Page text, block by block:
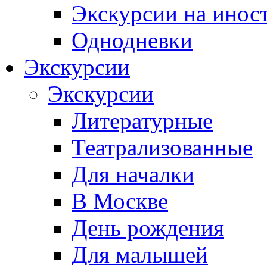
Экскурсии на
Однодневки
Экскурсии
Экскурсии
Литературные
Театрализованные
Для началки
В Москве
День рождения
Для малышей